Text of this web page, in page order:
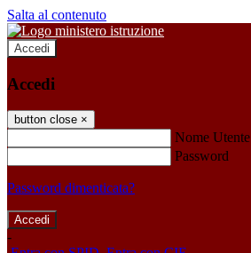
Salta al contenuto
Accedi
Accedi
button close ×
Nome Utente
Password
Password dimenticata?
-